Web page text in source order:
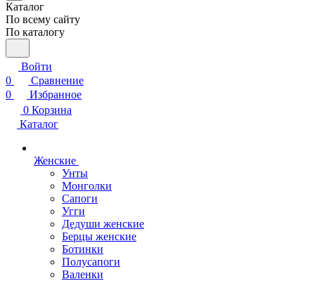
Каталог
По всему сайту
По каталогу
Войти
0
Сравнение
0
Избранное
0 Корзина
Каталог
Женские
Унты
Монголки
Сапоги
Угги
Дедуши женские
Берцы женские
Ботинки
Полусапоги
Валенки